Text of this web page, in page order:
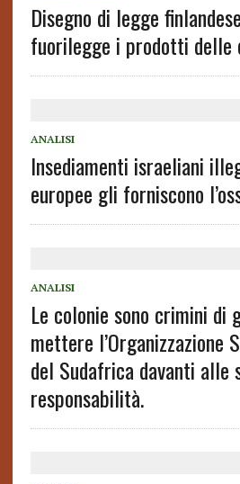
Disegno di legge
fuorilegge i prodotti delle
ANALISI
Insediamenti israeliani
europee gli forniscono
ANALISI
Le colonie sono crimini di
mettere l’Organizzazione
del Sudafrica davanti alle
responsabilità.